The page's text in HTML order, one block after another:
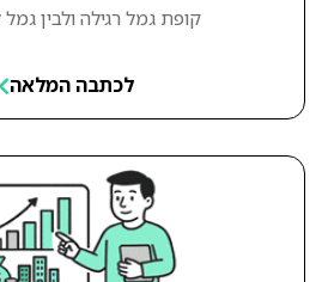
קופת גמל רגילה ולבין
לכתבה המלאה